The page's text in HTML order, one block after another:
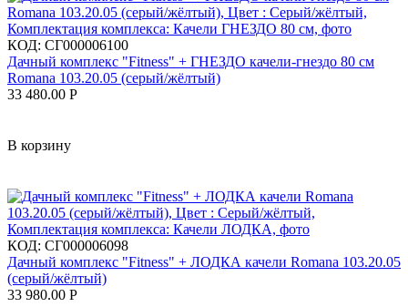
КОД: СГ000006100
Дачный комплекс "Fitness" + ГНЕЗДО качели-гнездо 80 см
Romana 103.20.05 (серый/жёлтый)
33 480.00 Р
В корзину
КОД: СГ000006098
Дачный комплекс "Fitness" + ЛОДКА качели Romana 103.20.05
(серый/жёлтый)
33 980.00 Р